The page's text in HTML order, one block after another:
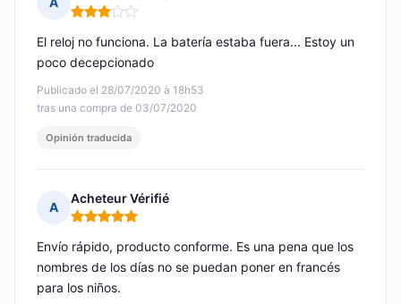
Nota: 3 de 5
Publicado el 28/07/2020 à 18h53
tras una compra de 03/07/2020
El reloj no funciona. La batería estaba fuera... Estoy un
poco decepcionado
Opinión traducida
A
Acheteur Vérifié
Nota: 5 de 5
Envío rápido, producto conforme. Es una pena que los
nombres de los días no se puedan poner en francés
para los niños.